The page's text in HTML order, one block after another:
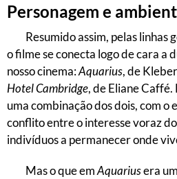
Personagem e
Resumido assim, pelas linhas
o filme se conecta logo de cara a
nosso cinema:Aquarius, de
Hotel Cambridge, de Eliane
uma combinação dos dois, com o
conflito entre o interesse voraz
indivíduos a permanecer onde
Mas o que emAquariusera